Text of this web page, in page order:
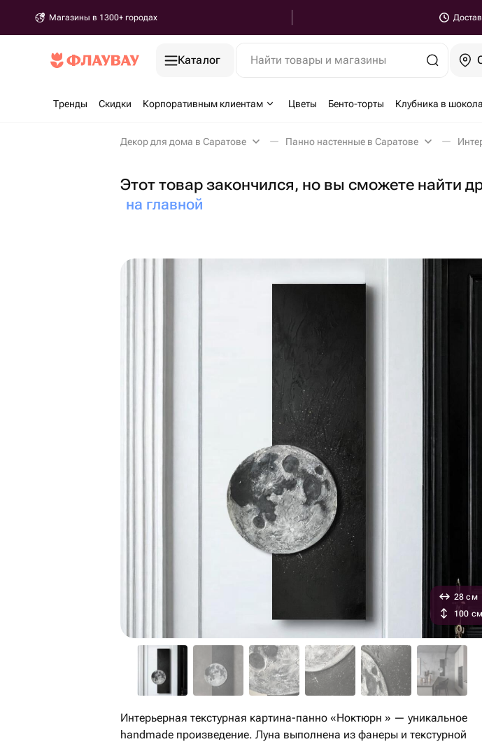
Магазины в 1300+ городах
Каталог Найти товары и магазины
Тренды Скидки Корпоративным клиентам Цветы Бенто-торты Клубника в
Декор для дома в Саратове Панно настенные в Саратове
Этот товар закончился, но вы сможете найти
на главной
28 см
100 см
Интерьерная текстурная картина-панно «Ноктюрн » — уникальное
handmade произведение. Луна выполнена из фанеры и текстурной